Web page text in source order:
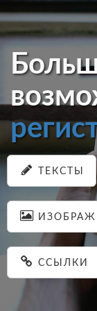
ТЕКСТЫ
ССЫЛКИ